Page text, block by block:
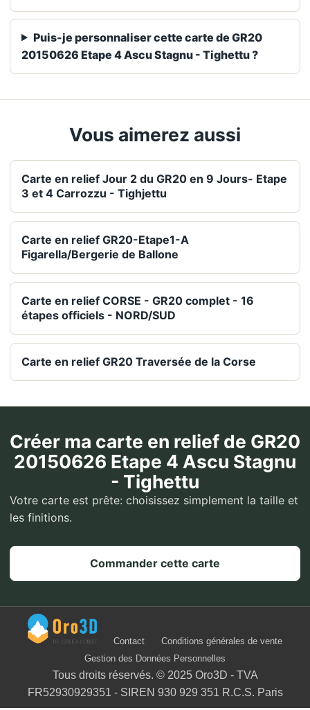
Puis-je personnaliser cette carte de GR20
20150626 Etape 4 Ascu Stagnu - Tighettu ?
Vous aimerez aussi
Carte en relief Jour 2 du GR20 en 9 Jours- Etape
3 et 4 Carrozzu - Tighjettu
Carte en relief GR20-Etape1-A
Figarella/Bergerie de Ballone
Carte en relief CORSE - GR20 complet - 16
étapes officiels - NORD/SUD
Carte en relief GR20 Traversée de la Corse
Créer ma carte en relief de GR20
20150626 Etape 4 Ascu Stagnu
- Tighettu
Votre carte est prête: choisissez simplement la taille et
les finitions.
Commander cette carte
Contact
Conditions générales de vente
Gestion des Données Personnelles
Tous droits réservés. © 2025 Oro3D - TVA
FR52930929351 - SIREN 930 929 351 R.C.S. Paris